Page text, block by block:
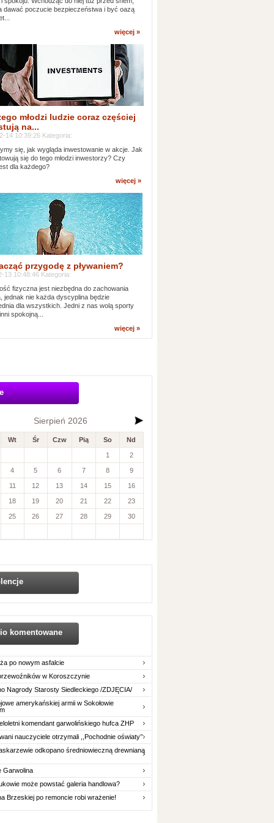
dawać poczucie bezpieczeństwa i być oazą
więcej »
młodzi ludzie coraz częściej
na...
14 10:39:26 Kategoria:
się, jak wygląda inwestowanie w akcje. Jak
się do tego młodzi inwestorzy? Czy
dla każdego?
więcej »
przygodę z pływaniem?
13 10:48:46 Kategoria:
fizyczna jest niezbędna do zachowania
jednak nie każda dyscyplina będzie
dla wszystkich. Jedni z nas wolą sporty
spokojną...
więcej »
Sierpień 2026
Wt Śr Czw Pią So Nd
1 2
4 5 6 7 8 9
11 12 13 14 15 16
18 19 20 21 22 23
25 26 27 28 29 30
komentowane
po nowym asfalcie
w Koroszczynie
Nagrody Starosty Siedleckiego /ZDJĘCIA/
amerykańskiej armii w Sokołowie
komendant garwolińskiego hufca ZHP
nauczyciele otrzymali ,,Pochodnie oświaty’’
odkopano średniowieczną drewnianą
Garwolina
może powstać galeria handlowa?
Brzeskiej po remoncie robi wrażenie!